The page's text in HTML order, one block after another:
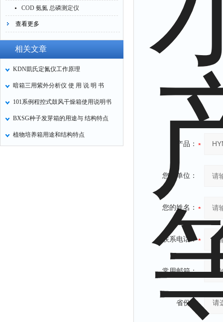
COD 氨氮 总磷测定仪
查看更多
相关文章
KDN凱氏定氮仪工作原理
暗箱三用紫外分析仪 使 用 说 明 书
101系例程控式鼓风干燥箱使用说明书
BXSG种子发芽箱的用途与 结构特点
植物培养箱用途和结构特点
产品：
您的单位：
您的姓名：
联系电话：
常用邮箱：
省份：